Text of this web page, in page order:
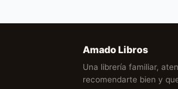
Amado Libros
Una librería familiar,
recomendarte bien y